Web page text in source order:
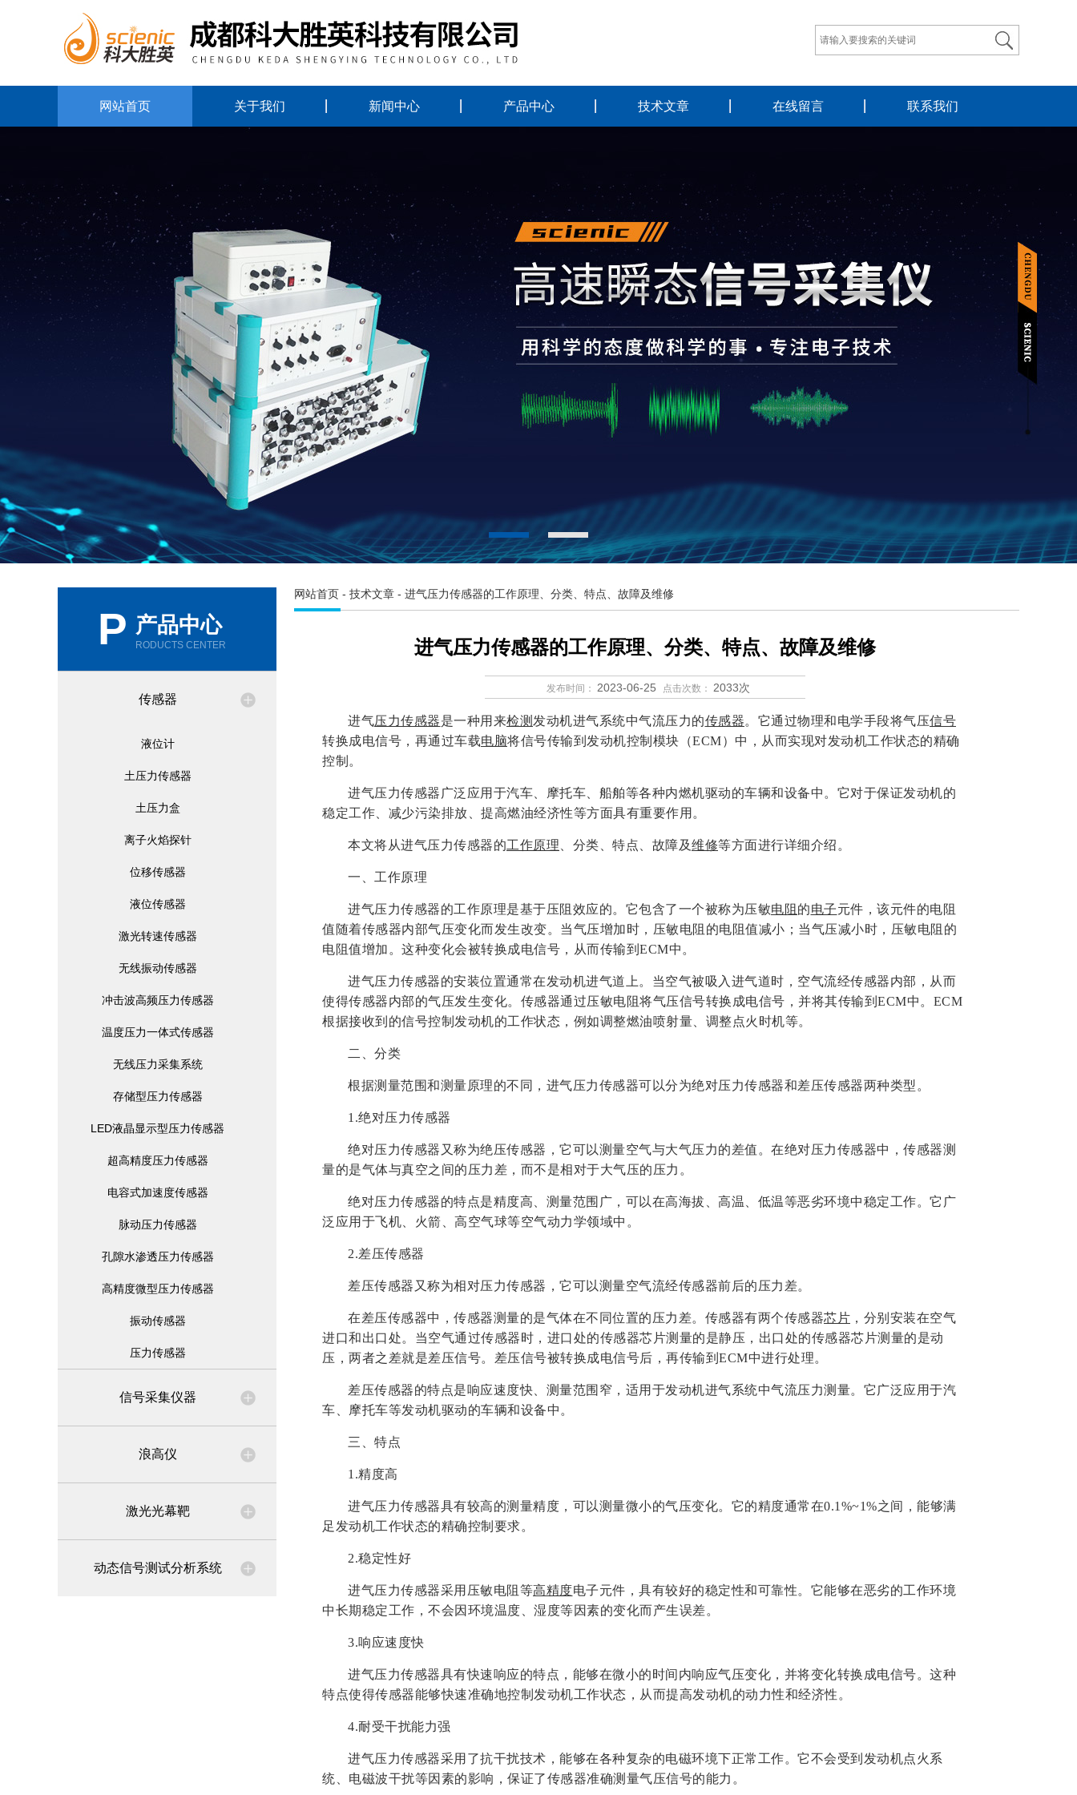
网站首页 关于我们 新闻中心 产品中心 技术文章 在线留言 联系我们
P 产品中心
RODUCTS CENTER
传感器
液位计
土压力传感器
土压力盒
离子火焰探针
位移传感器
液位传感器
激光转速传感器
无线振动传感器
冲击波高频压力传感器
温度压力一体式传感器
无线压力采集系统
存储型压力传感器
LED液晶显示型压力传感器
超高精度压力传感器
电容式加速度传感器
脉动压力传感器
孔隙水渗透压力传感器
高精度微型压力传感器
振动传感器
压力传感器
信号采集仪器
浪高仪
激光光幕靶
动态信号测试分析系统
网站首页 - 技术文章 - 进气压力传感器的工作原理、分类、特点、故障及维修
进气压力传感器的工作原理、分类、特点、故障及维修
发布时间： 2023-06-25 点击次数： 2033次
进气压力传感器是一种用来检测 发动机进气系统中气流压力的传感器。它通过物理和电学手段将气压信号
转换成电信号，再通过车载电脑将信号传输到发动机控制模块（ECM）中，从而实现对发动机工作状态的精确
控制。
进气压力传感器广泛应用于汽车、摩托车、船舶等各种内燃机驱动的车辆和设备中。它对于保证发动机的
稳定工作、减少污染排放、提高燃油经济性等方面具有重要作用。
本文将从进气压力传感器的工作原理 、分类、特点、故障及维修等方面进行详细介绍。
一、工作原理
进气压力传感器的工作原理是基于压阻效应的。它包含了一个被称为压敏电阻 的电子元件，该元件的电阻
值随着传感器内部气压变化而发生改变。当气压增加时，压敏电阻的电阻值减小；当气压减小时，压敏电阻的
电阻值增加。这种变化会被转换成电信号，从而传输到ECM中。
进气压力传感器的安装位置通常在发动机进气道上。当空气被吸入进气道时，空气流经传感器内部，从而
使得传感器内部的气压发生变化。传感器通过压敏电阻将气压信号转换成电信号，并将其传输到ECM中。ECM
根据接收到的信号控制发动机的工作状态，例如调整燃油喷射量、调整点火时机等。
二、分类
根据测量范围和测量原理的不同，进气压力传感器可以分为绝对压力传感器和差压传感器两种类型。
1.绝对压力传感器
绝对压力传感器又称为绝压传感器，它可以测量空气与大气压力的差值。在绝对压力传感器中，传感器测
量的是气体与真空之间的压力差，而不是相对于大气压的压力。
绝对压力传感器的特点是精度高、测量范围广，可以在高海拔、高温、低温等恶劣环境中稳定工作。它广
泛应用于飞机、火箭、高空气球等空气动力学领域中。
2.差压传感器
差压传感器又称为相对压力传感器，它可以测量空气流经传感器前后的压力差。
在差压传感器中，传感器测量的是气体在不同位置的压力差。传感器有两个传感器芯片 ，分别安装在空气
进口和出口处。当空气通过传感器时，进口处的传感器芯片测量的是静压，出口处的传感器芯片测量的是动
压，两者之差就是差压信号。差压信号被转换成电信号后，再传输到ECM中进行处理。
差压传感器的特点是响应速度快、测量范围窄，适用于发动机进气系统中气流压力测量。它广泛应用于汽
车、摩托车等发动机驱动的车辆和设备中。
三、特点
1.精度高
进气压力传感器具有较高的测量精度，可以测量微小的气压变化。它的精度通常在0.1%~1%之间，能够满
足发动机工作状态的精确控制要求。
2.稳定性好
进气压力传感器采用压敏电阻等高精度电子元件，具有较好的稳定性和可靠性。它能够在恶劣的工作环境
中长期稳定工作，不会因环境温度、湿度等因素的变化而产生误差。
3.响应速度快
进气压力传感器具有快速响应的特点，能够在微小的时间内响应气压变化，并将变化转换成电信号。这种
特点使得传感器能够快速准确地控制发动机工作状态，从而提高发动机的动力性和经济性。
4.耐受干扰能力强
进气压力传感器采用了抗干扰技术，能够在各种复杂的电磁环境下正常工作。它不会受到发动机点火系
统、电磁波干扰等因素的影响，保证了传感器准确测量气压信号的能力。